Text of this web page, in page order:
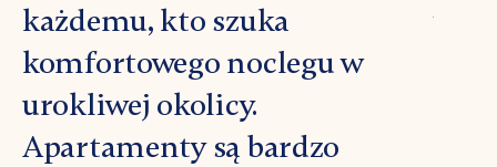
każdemu, kto szuka
komfortowego noclegu w
urokliwej okolicy.
Apartamenty są bardzo